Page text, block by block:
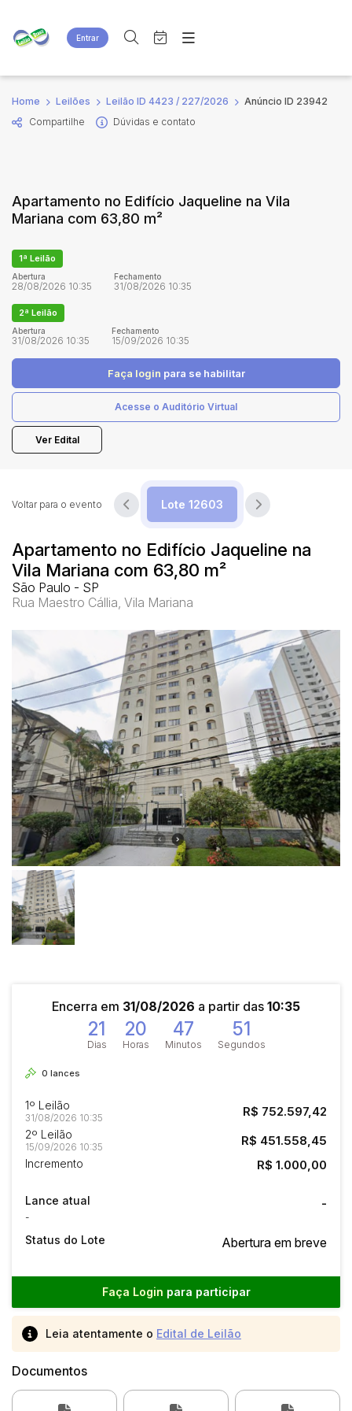
Entrar
Criar conta Entrar
Site
Agenda
Quem Somos
Busca por palavra-chave
Estados Cidade
Bairro
Judiciais
Faixa de valor
R$
Quem Somos
Home Leilões Leilão ID 4423 / 227/2026
Anúncio ID 23942
Compartilhe
Dúvidas e contato
Apartamento no Edifício Jaqueline na Vila
Mariana com 63,80 m²
1ª Leilão
Abertura
28/08/2026 10:35
Fechamento
31/08/2026 10:35
2ª Leilão
Abertura
31/08/2026 10:35
Fechamento
15/09/2026 10:35
Faça login para se habilitar
Acesse o Auditório Virtual
Ver Edital
Apartamento no Edifício Jaqueline na
Vila Mariana com 63,80 m²
São Paulo - SP
Rua Maestro Cállia, Vila Mariana
Voltar para o evento
Encerra em 31/08/2026 a partir das 10:35
21
Dias
20
Horas
47
Minutos
51
Segundos
0 lances
1º Leilão
31/08/2026 10:35 R$ 752.597,42
2º Leilão
15/09/2026 10:35 R$ 451.558,45
Incremento R$ 1.000,00
Lance atual
-
-
Status do Lote Abertura em breve
Faça Login para participar
Leia atentamente o Edital de Leilão
Documentos